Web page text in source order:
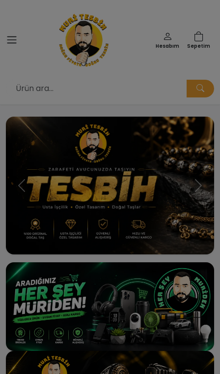
Hesabım Sepetim
Muri Tesbih | Doğru Fiyata